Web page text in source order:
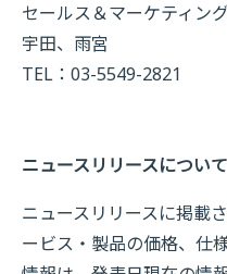
セールス＆マーケティン
宇田、雨宮
TEL：03-5549-2821
ニュースリリースについて
ニュースリリースに掲載
ービス・製品の価格、仕